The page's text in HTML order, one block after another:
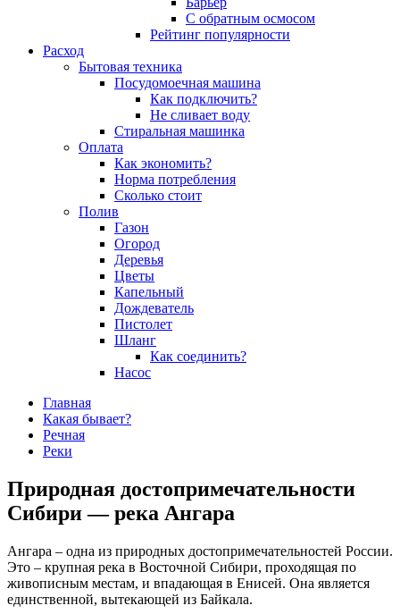
С обратным осмосом
Рейтинг популярности
Расход
Бытовая техника
Посудомоечная машина
Как подключить?
Не сливает воду
Стиральная машинка
Оплата
Как экономить?
Норма потребления
Сколько стоит
Полив
Газон
Огород
Деревья
Цветы
Капельный
Дождеватель
Пистолет
Шланг
Как соединить?
Насос
Главная
Какая бывает?
Речная
Реки
Природная достопримечательности
Сибири — река Ангара
Ангара – одна из природных достопримечательностей России.
Это – крупная река в Восточной Сибири, проходящая по
живописным местам, и впадающая в Енисей. Она является
единственной, вытекающей из Байкала.